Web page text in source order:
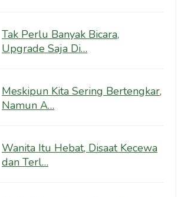
Tak Perlu Banyak Bicara,
Upgrade Saja Di…
Meskipun Kita Sering Bertengkar,
Namun A…
Wanita Itu Hebat, Disaat Kecewa
dan Terl…